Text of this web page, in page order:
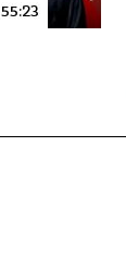
55:23